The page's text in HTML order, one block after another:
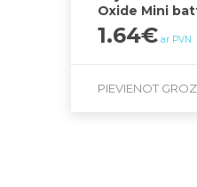
Oxide Mini
1.64€ ar PVN
PIEVIENOT